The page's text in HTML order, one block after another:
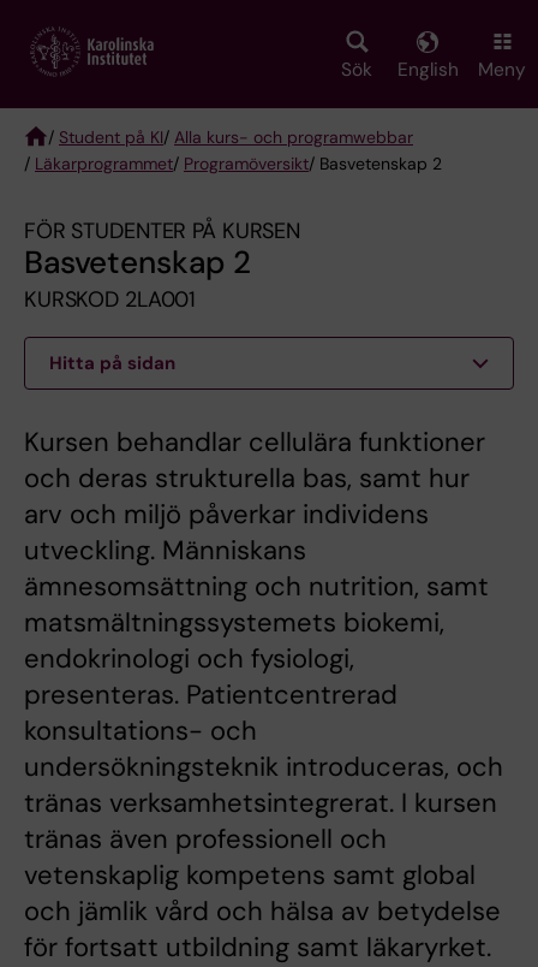
main
Sök English Meny
Breadcrumb
/ Student på KI/ Alla kurs- och programwebbar
/ Läkarprogrammet/ Programöversikt/ Basvetenskap 2
FÖR STUDENTER PÅ KURSEN
Basvetenskap 2
KURSKOD 2LA001
Hitta på sidan
Kursen behandlar cellulära funktioner
och deras strukturella bas, samt hur
arv och miljö påverkar individens
utveckling. Människans
ämnesomsättning och nutrition, samt
matsmältningssystemets biokemi,
endokrinologi och fysiologi,
presenteras. Patientcentrerad
konsultations- och
undersökningsteknik introduceras, och
tränas verksamhetsintegrerat. I kursen
tränas även professionell och
vetenskaplig kompetens samt global
och jämlik vård och hälsa av betydelse
för fortsatt utbildning samt läkaryrket.